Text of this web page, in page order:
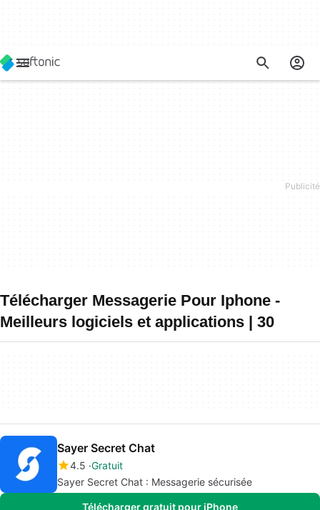
Télécharger Messagerie Pour Iphone -
Meilleurs logiciels et applications | 30
Sayer Secret Chat
4.5 Gratuit
Sayer Secret Chat : Messagerie sécurisée
Télécharger gratuit pour iPhone